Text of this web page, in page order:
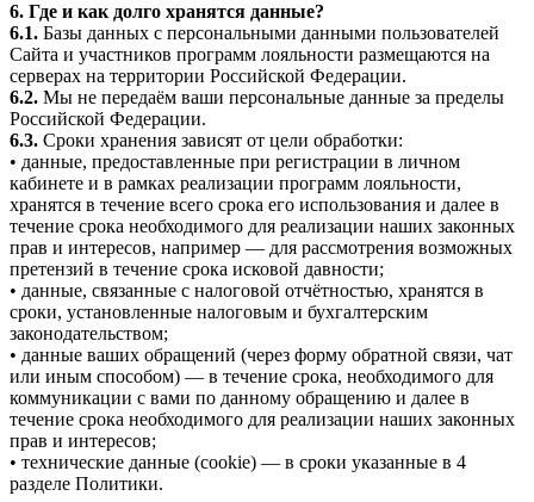
6. Где и как долго хранятся данные?
6.1. Базы данных с персональными данными пользователей
Сайта и участников программ лояльности размещаются на
серверах на территории Российской Федерации.
6.2. Мы не передаём ваши персональные данные за пределы
Российской Федерации.
6.3. Сроки хранения зависят от цели обработки:
• данные, предоставленные при регистрации в личном
кабинете и в рамках реализации программ лояльности,
хранятся в течение всего срока его использования и далее в
течение срока необходимого для реализации наших законных
прав и интересов, например — для рассмотрения возможных
претензий в течение срока исковой давности;
• данные, связанные с налоговой отчётностью, хранятся в
сроки, установленные налоговым и бухгалтерским
законодательством;
• данные ваших обращений (через форму обратной связи, чат
или иным способом) — в течение срока, необходимого для
коммуникации с вами по данному обращению и далее в
течение срока необходимого для реализации наших законных
прав и интересов;
• технические данные (cookie) — в сроки указанные в 4
разделе Политики.